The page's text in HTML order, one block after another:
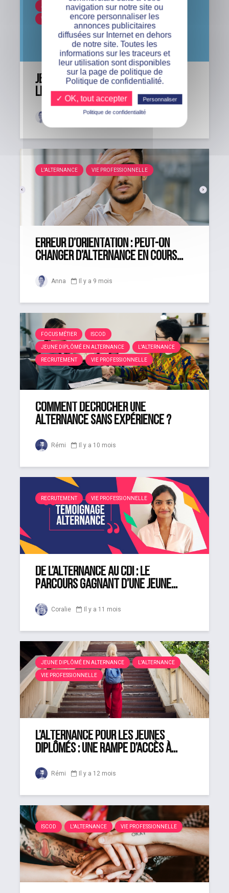
JEUNE DIPLÔMÉ EN ALTERNANCE RECRUTEMENT
VIE PROFESSIONNELLE
Jeune diplômé en alternance :
LinkedIn, votre meilleur allié...
Il y a 9 mois
L'ALTERNANCE VIE PROFESSIONNELLE
Erreur d’orientation : peut-on
changer d’alternance en cours...
Anna Il y a 9 mois
FOCUS MÉTIER ISCOD
JEUNE DIPLÔMÉ EN ALTERNANCE L'ALTERNANCE
RECRUTEMENT VIE PROFESSIONNELLE
Comment décrocher une
alternance sans expérience ?
Rémi Il y a 10 mois
RECRUTEMENT VIE PROFESSIONNELLE
De l’alternance au CDI : le
parcours gagnant d’une jeune...
Coralie Il y a 11 mois
JEUNE DIPLÔMÉ EN ALTERNANCE L'ALTERNANCE
VIE PROFESSIONNELLE
L’alternance pour les jeunes
diplômés : une rampe d’accès à...
Rémi Il y a 12 mois
ISCOD L'ALTERNANCE VIE PROFESSIONNELLE
navigation sur notre site ou
encore personnaliser les
annonces publicitaires
diffusées sur Internet en dehors
de notre site. Toutes les
informations sur les traceurs et
leur utilisation sont disponibles
sur la page de politique de
Politique de confidentialité.
✓ OK, tout accepter
Personnaliser
Politique de confidentialité